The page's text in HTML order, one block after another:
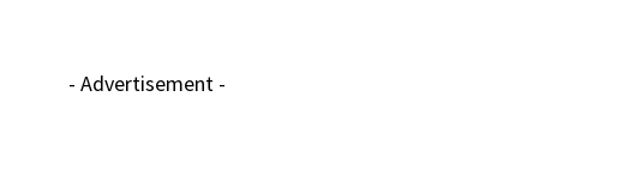
- Advertisement -